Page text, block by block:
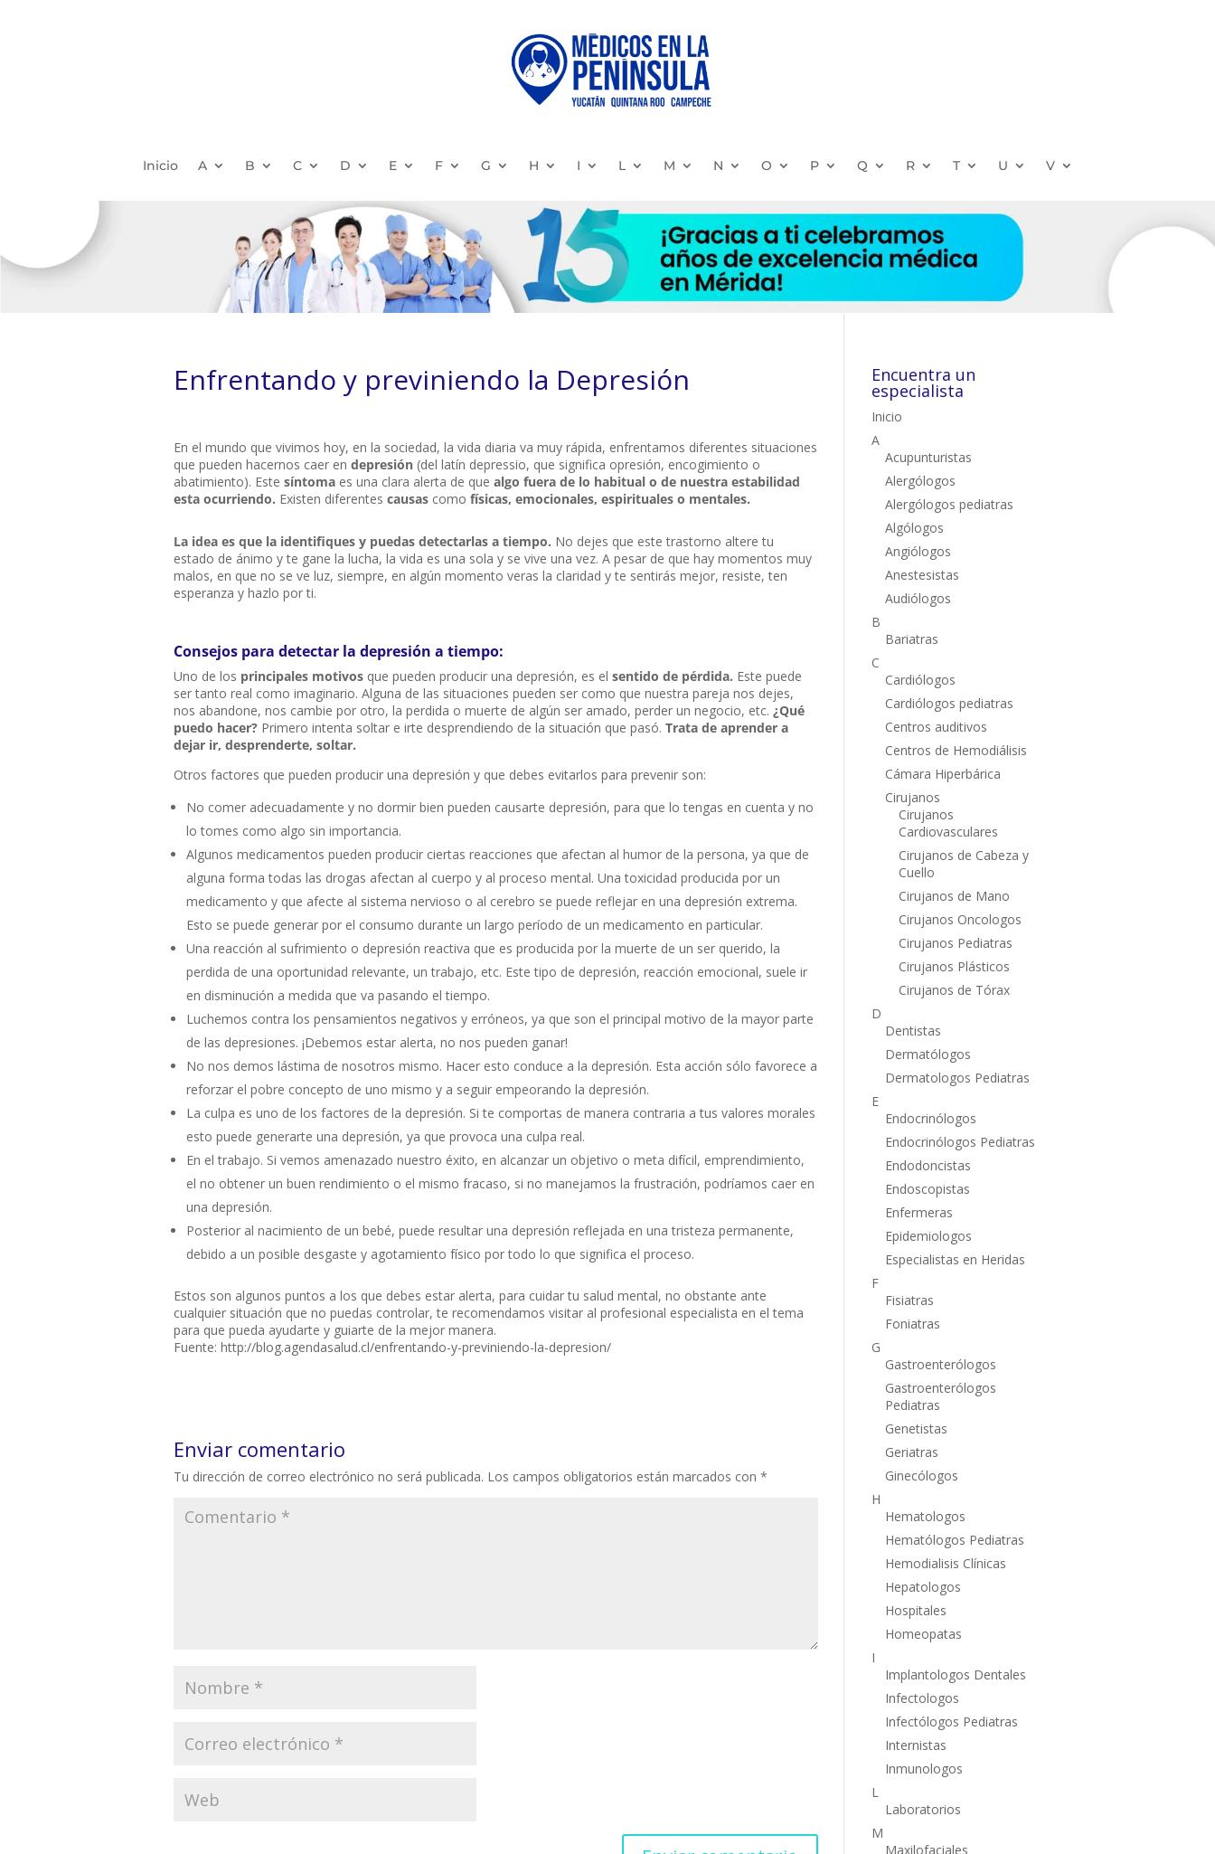
Inicio A B C D E F G H I L M N O P Q R T U V
Enfrentando y previniendo la Depresión
En el mundo que vivimos hoy, en la sociedad, la vida diaria va muy rápida, enfrentamos diferentes situaciones
que pueden hacernos caer en depresión (del latín depressio, que significa opresión, encogimiento o
abatimiento). Este síntoma es una clara alerta de que algo fuera de lo habitual o de nuestra estabilidad
esta ocurriendo. Existen diferentes causas como físicas, emocionales, espirituales o mentales.
La idea es que la identifiques y puedas detectarlas a tiempo. No dejes que este trastorno altere tu
estado de ánimo y te gane la lucha, la vida es una sola y se vive una vez. A pesar de que hay momentos muy
malos, en que no se ve luz, siempre, en algún momento veras la claridad y te sentirás mejor, resiste, ten
esperanza y hazlo por ti.
Consejos para detectar la depresión a tiempo:
Uno de los principales motivos que pueden producir una depresión, es el sentido de pérdida. Este puede
ser tanto real como imaginario. Alguna de las situaciones pueden ser como que nuestra pareja nos dejes,
nos abandone, nos cambie por otro, la perdida o muerte de algún ser amado, perder un negocio, etc. ¿Qué
puedo hacer? Primero intenta soltar e irte desprendiendo de la situación que pasó. Trata de aprender a
dejar ir, desprenderte, soltar.
Otros factores que pueden producir una depresión y que debes evitarlos para prevenir son:
No comer adecuadamente y no dormir bien pueden causarte depresión, para que lo tengas en cuenta y no
lo tomes como algo sin importancia.
Algunos medicamentos pueden producir ciertas reacciones que afectan al humor de la persona, ya que de
alguna forma todas las drogas afectan al cuerpo y al proceso mental. Una toxicidad producida por un
medicamento y que afecte al sistema nervioso o al cerebro se puede reflejar en una depresión extrema.
Esto se puede generar por el consumo durante un largo período de un medicamento en particular.
Una reacción al sufrimiento o depresión reactiva que es producida por la muerte de un ser querido, la
perdida de una oportunidad relevante, un trabajo, etc. Este tipo de depresión, reacción emocional, suele ir
en disminución a medida que va pasando el tiempo.
Luchemos contra los pensamientos negativos y erróneos, ya que son el principal motivo de la mayor parte
de las depresiones. ¡Debemos estar alerta, no nos pueden ganar!
No nos demos lástima de nosotros mismo. Hacer esto conduce a la depresión. Esta acción sólo favorece a
reforzar el pobre concepto de uno mismo y a seguir empeorando la depresión.
La culpa es uno de los factores de la depresión. Si te comportas de manera contraria a tus valores morales
esto puede generarte una depresión, ya que provoca una culpa real.
En el trabajo. Si vemos amenazado nuestro éxito, en alcanzar un objetivo o meta difícil, emprendimiento,
el no obtener un buen rendimiento o el mismo fracaso, si no manejamos la frustración, podríamos caer en
una depresión.
Posterior al nacimiento de un bebé, puede resultar una depresión reflejada en una tristeza permanente,
debido a un posible desgaste y agotamiento físico por todo lo que significa el proceso.
Estos son algunos puntos a los que debes estar alerta, para cuidar tu salud mental, no obstante ante
cualquier situación que no puedas controlar, te recomendamos visitar al profesional especialista en el tema
para que pueda ayudarte y guiarte de la mejor manera.
Fuente: http://blog.agendasalud.cl/enfrentando-y-previniendo-la-depresion/
Enviar comentario
Tu dirección de correo electrónico no será publicada. Los campos obligatorios están marcados con *
Encuentra un
especialista
Inicio
A
Acupunturistas
Alergólogos
Alergólogos pediatras
Algólogos
Angiólogos
Anestesistas
Audiólogos
B
Bariatras
C
Cardiólogos
Cardiólogos pediatras
Centros auditivos
Centros de Hemodiálisis
Cámara Hiperbárica
Cirujanos
Cirujanos
Cardiovasculares
Cirujanos de Cabeza y
Cuello
Cirujanos de Mano
Cirujanos Oncologos
Cirujanos Pediatras
Cirujanos Plásticos
Cirujanos de Tórax
D
Dentistas
Dermatólogos
Dermatologos Pediatras
E
Endocrinólogos
Endocrinólogos Pediatras
Endodoncistas
Endoscopistas
Enfermeras
Epidemiologos
Especialistas en Heridas
F
Fisiatras
Foniatras
G
Gastroenterólogos
Gastroenterólogos
Pediatras
Genetistas
Geriatras
Ginecólogos
H
Hematologos
Hematólogos Pediatras
Hemodialisis Clínicas
Hepatologos
Hospitales
Homeopatas
I
Implantologos Dentales
Infectologos
Infectólogos Pediatras
Internistas
Inmunologos
L
Laboratorios
M
Maxilofaciales